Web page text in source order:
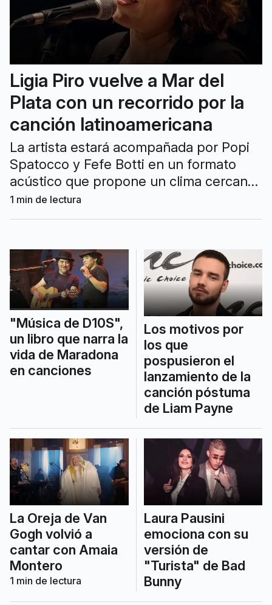
Ligia Piro vuelve a Mar del
Plata con un recorrido por la
canción latinoamericana
La artista estará acompañada por Popi
Spatocco y Fefe Botti en un formato
acústico que propone un clima cercano.
Será el 15 de agosto en el Centro de
Arte Mar del Plata.
1 min de lectura
"Música de D10S",
un libro que narra la
vida de Maradona
en canciones
Los motivos por
los que
pospusieron el
lanzamiento de la
canción póstuma
de Liam Payne
La Oreja de Van
Gogh volvió a
cantar con Amaia
Montero
1 min de lectura
Laura Pausini
emociona con su
versión de
"Turista" de Bad
Bunny